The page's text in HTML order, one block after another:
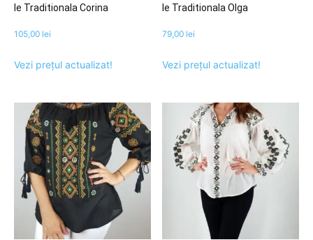
Ie Traditionala Corina
105,00 lei
Vezi prețul actualizat!
Ie Traditionala Olga
79,00 lei
Vezi prețul actualizat!